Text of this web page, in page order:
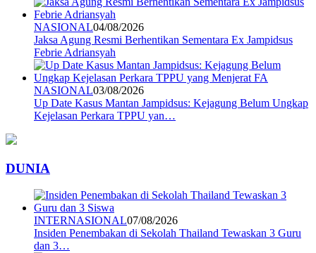
NASIONAL04/08/2026
Jaksa Agung Resmi Berhentikan Sementara Ex Jampidsus
Febrie Adriansyah
NASIONAL03/08/2026
Up Date Kasus Mantan Jampidsus: Kejagung Belum Ungkap
Kejelasan Perkara TPPU yan…
DUNIA
INTERNASIONAL07/08/2026
Insiden Penembakan di Sekolah Thailand Tewaskan 3 Guru
dan 3…